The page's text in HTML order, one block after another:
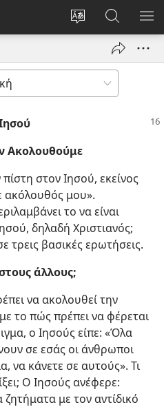
Αλλαγή
γλώσσας
ιστότοπου
Σύνδεση
(ανοίγει
παράθυρο)
στο
JW.ORG
Ακολουθούμε
στον Ιησού, εκείνος
ακόλουθός μου».
το να είναι
δηλαδή Χριστιανός;
τρεις βασικές ερωτήσεις.
άλλους;
να ακολουθεί την
το πώς πρέπει να φέρεται
ο Ιησούς είπε: «Όλα
σε εσάς οι άνθρωποι
να κάνετε σε αυτούς». Τι
Ο Ιησούς ανέφερε:
με τον αντίδικό